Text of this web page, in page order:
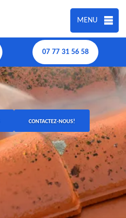
MENU
07 77 31 56 58
CONTACTEZ-NOUS!